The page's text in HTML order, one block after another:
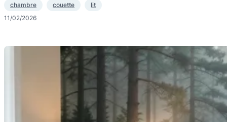
chambre couette
lit
11/02/2026